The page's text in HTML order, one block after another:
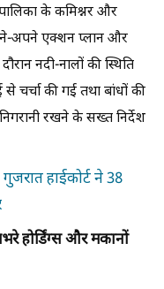
के कमिश्नर और
अपने एक्शन प्लान और
नदी-नालों की स्थिति
की गई तथा बांधों की
रखने के सख्त निर्देश
हाईकोर्ट ने 38
होर्डिंग्स और मकानों